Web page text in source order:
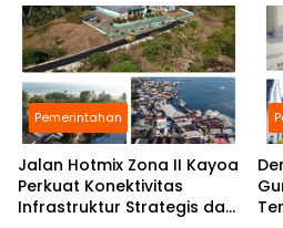
Pemerintahan
Jalan Hotmix Zona II Kayoa
Perkuat Konektivitas
Infrastruktur Strategis dan